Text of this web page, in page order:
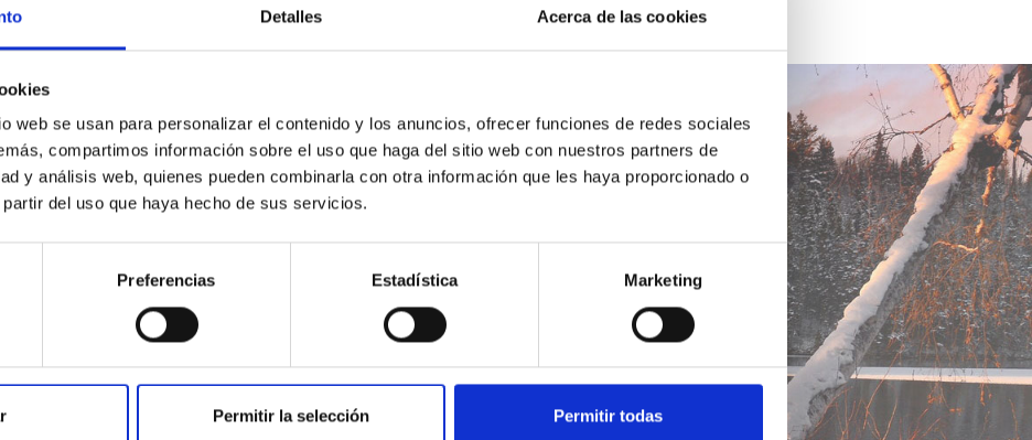
Detalles Acerca de las cookies
web se usan para personalizar el contenido y los anuncios, ofrecer funciones de redes sociales
compartimos información sobre el uso que haga del sitio web con nuestros partners de
y análisis web, quienes pueden combinarla con otra información que les haya proporcionado o
del uso que haya hecho de sus servicios.
Preferencias Estadística Marketing
Permitir la selección Permitir todas
Lección del día
Introducción Índice